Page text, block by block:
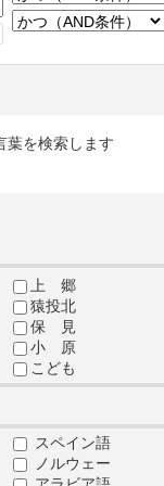
葉を検索します
上 郷
猿投北
保 見
小 原
こども
スペイン語
ノルウェー